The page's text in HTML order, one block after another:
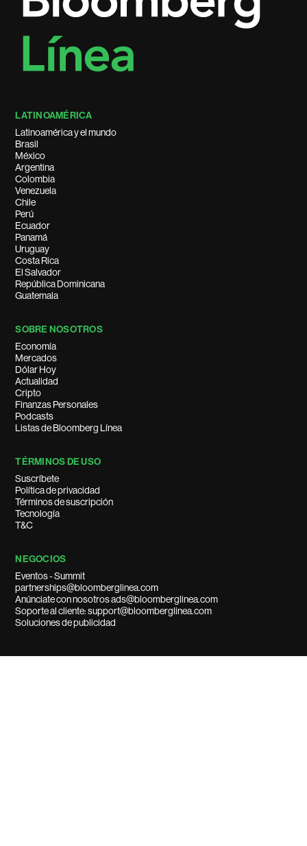
LATINOAMÉRICA
Latinoamérica y el mundo
Brasil
México
Argentina
Colombia
Venezuela
Chile
Perú
Ecuador
Panamá
Uruguay
Costa Rica
El Salvador
República Dominicana
Guatemala
SOBRE NOSOTROS
Economía
Mercados
Dólar Hoy
Actualidad
Cripto
Finanzas Personales
Podcasts
Listas de Bloomberg Línea
TÉRMINOS DE USO
Suscríbete
Política de privacidad
Términos de suscripción
Tecnología
T&C
NEGOCIOS
Eventos - Summit
partnerships@bloomberglinea.com
Anúnciate con nosotros ads@bloomberglinea.com
Soporte al cliente: support@bloomberglinea.com
Soluciones de publicidad